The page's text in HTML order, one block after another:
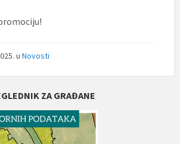
u Novosti
ZA GRAĐANE